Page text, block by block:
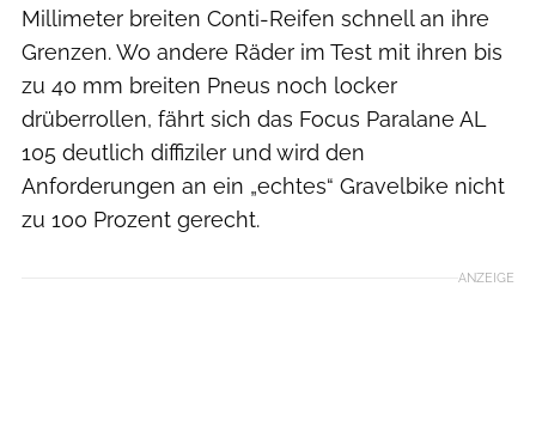
Millimeter breiten Conti-Reifen schnell an ihre
Grenzen. Wo andere Räder im Test mit ihren bis
zu 40 mm breiten Pneus noch locker
drüberrollen, fährt sich das Focus Paralane AL
105 deutlich diffiziler und wird den
Anforderungen an ein „echtes“ Gravelbike nicht
zu 100 Prozent gerecht.
ANZEIGE